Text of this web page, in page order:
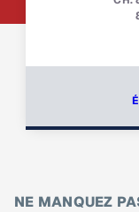
NE MANQUEZ